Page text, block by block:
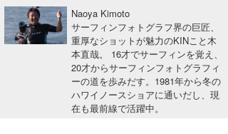
波情報･概況
WAVE HUNTER波予想ツール
Naoya Kimoto
サーフィンフォトグラフ界の巨匠、
重厚なショットが魅力のKINこと木
本直哉。 16才でサーフィンを覚え、
20才からサーフィンフォトグラフィ
ーの道を歩みだす。1981年から冬の
ハワイノースショアに通いだし、現
在も最前線で活躍中。
ファッション/グッズ
アート＆エンタメ